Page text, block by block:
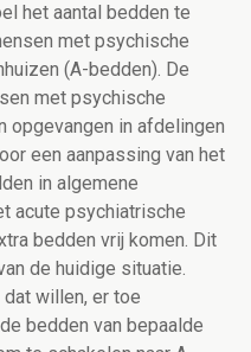
het aantal bedden te
met psychische
(A-bedden). De
met psychische
opgevangen in afdelingen
een aanpassing van het
in algemene
acute psychiatrische
bedden vrij komen. Dit
de huidige situatie.
willen, er toe
bedden van bepaalde